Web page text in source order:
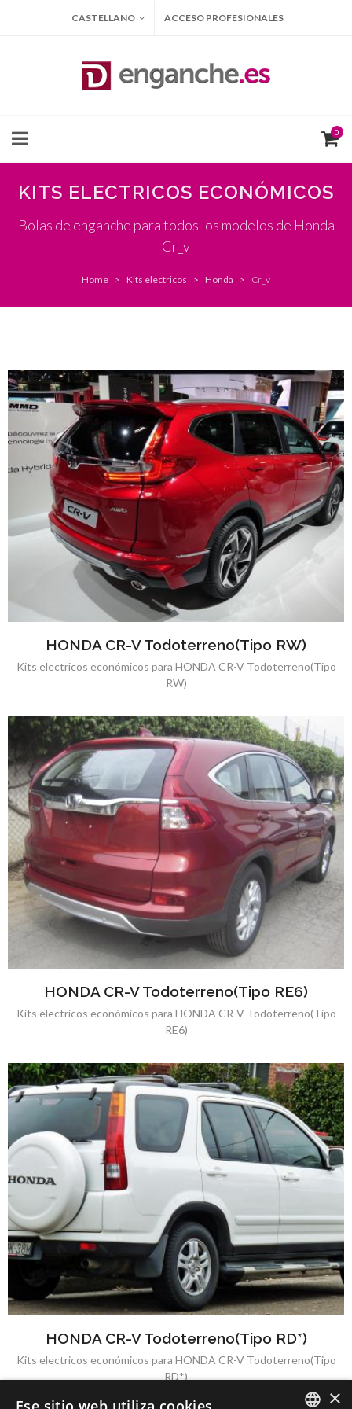
CASTELLANO ACCESO PROFESIONALES
0
KITS ELECTRICOS ECONÓMICOS
Bolas de enganche para todos los modelos de Honda
Cr_v
Home Kits electricos Honda Cr_v
HONDA CR-V Todoterreno(Tipo RW)
Kits electricos económicos para HONDA CR-V Todoterreno(Tipo
RW)
HONDA CR-V Todoterreno(Tipo RE6)
Kits electricos económicos para HONDA CR-V Todoterreno(Tipo
RE6)
HONDA CR-V Todoterreno(Tipo RD*)
Kits electricos económicos para HONDA CR-V Todoterreno(Tipo
RD*)
×